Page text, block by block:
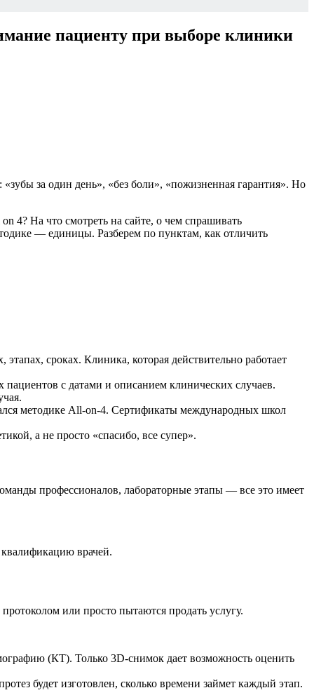
пациенту при выборе клиники
за один день», «без боли», «пожизненная гарантия». Но
4? На что смотреть на сайте, о чем спрашивать
— единицы. Разберем по пунктам, как отличить
этапах, сроках. Клиника, которая действительно работает
с датами и описанием клинических случаев.
методике All‑on‑4. Сертификаты международных школ
а не просто «спасибо, все супер».
профессионалов, лабораторные этапы — все это имеет
врачей.
или просто пытаются продать услугу.
(КТ). Только 3D‑снимок дает возможность оценить
будет изготовлен, сколько времени займет каждый этап.